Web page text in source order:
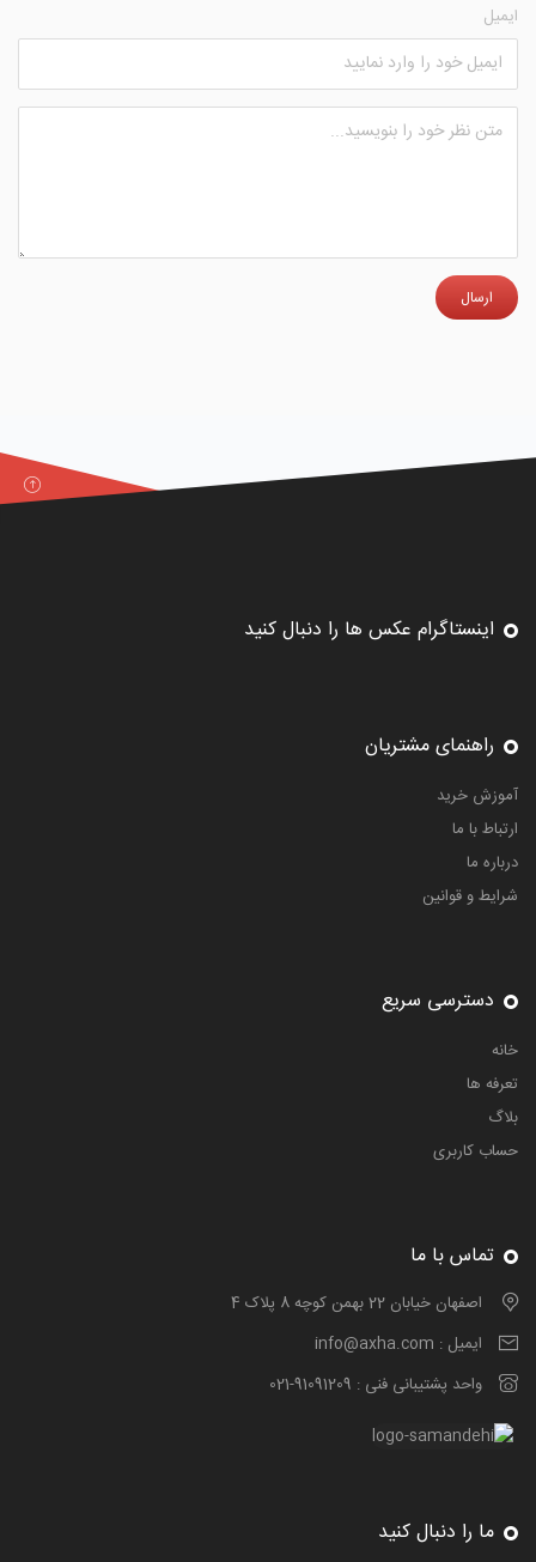
ایمیل
ارسال
اینستاگرام عکس ها را دنبال کنید
راهنمای مشتریان
آموزش خرید
ارتباط با ما
درباره ما
شرایط و قوانین
دسترسی سریع
خانه
تعرفه ها
بلاگ
حساب کاربری
تماس با ما
اصفهان خیابان 22 بهمن کوچه 8 پلاک 4
ایمیل : info@axha.com
واحد پشتیبانی فنی : 021-91091209
ما را دنبال کنید